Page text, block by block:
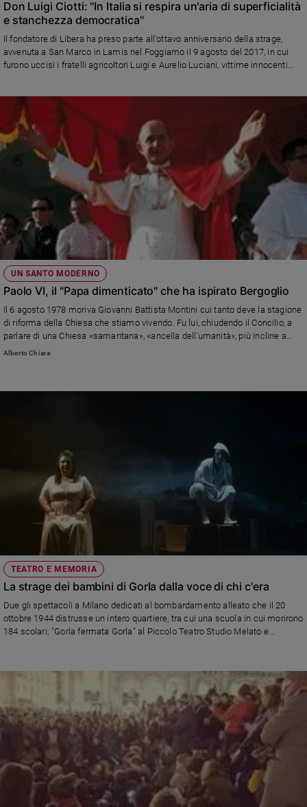
Don Luigi Ciotti: "In Italia si respira un'aria di superficialità
e stanchezza democratica"
Il fondatore di Libera ha preso parte all'ottavo anniversario della strage,
avvenuta a San Marco in Lamis nel Foggiamo il 9 agosto del 2017, in cui
furono uccisi i fratelli agricoltori Luigi e Aurelio Luciani, vittime innocenti
UN SANTO MODERNO
Paolo VI, il "Papa dimenticato" che ha ispirato Bergoglio
Il 6 agosto 1978 moriva Giovanni Battista Montini cui tanto deve la stagione
di riforma della Chiesa che stiamo vivendo. Fu lui, chiudendo il Concilio, a
parlare di una Chiesa «samaritana», «ancella dell'umanità», più incline a
«incoraggianti rimedi» che a «deprimenti diagnosi», a «messaggi di fiducia»
Alberto Chiara
TEATRO E MEMORIA
La strage dei bambini di Gorla dalla voce di chi c'era
Due gli spettacoli a Milano dedicati al bombardamento alleato che il 20
ottobre 1944 distrusse un intero quartiere, tra cui una scuola in cui morirono
184 scolari; "Gorla fermata Gorla" al Piccolo Teatro Studio Melato e